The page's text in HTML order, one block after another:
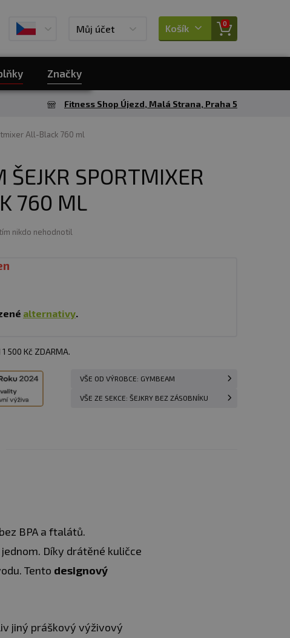
Můj účet Košík 0
Značky
Fitness Shop Újezd, Malá Strana, Praha 5
All-Black 760 ml
ŠEJKR SPORTMIXER
760 ML
nikdo nehodnotil
alternativy.
500 Kč ZDARMA.
VŠE OD VÝROBCE: GYMBEAM
VŠE ZE SEKCE: ŠEJKRY BEZ ZÁSOBNÍKU
BPA a ftalátů.
Díky drátěné kuličce
Tento designový
jiný práškový výživový